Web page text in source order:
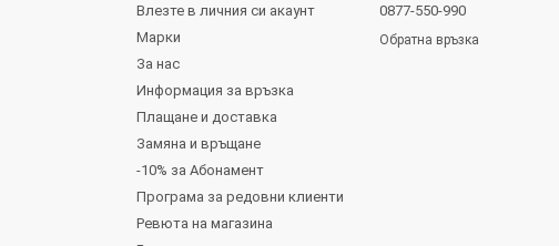
Влезте в личния си акаунт
Марки
За нас
Информация за връзка
Плащане и доставка
Замяна и връщане
-10% за Абонамент
Програма за редовни клиенти
Ревюта на магазина
0877-550-990
Обратна връзка